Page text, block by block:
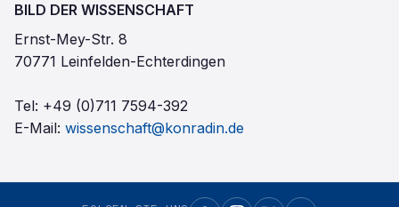
BILD DER WISSENSCHAFT
Ernst-Mey-Str. 8
70771 Leinfelden-Echterdingen
Tel: +49 (0)711 7594-392
E-Mail: wissenschaft@konradin.de